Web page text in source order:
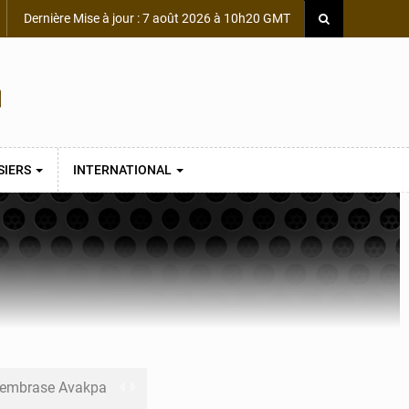
Dernière Mise à jour : 7 août 2026 à 10h20 GMT
INTERNATIONAL
Avakpa